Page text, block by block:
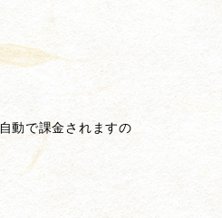
動で課金されますの